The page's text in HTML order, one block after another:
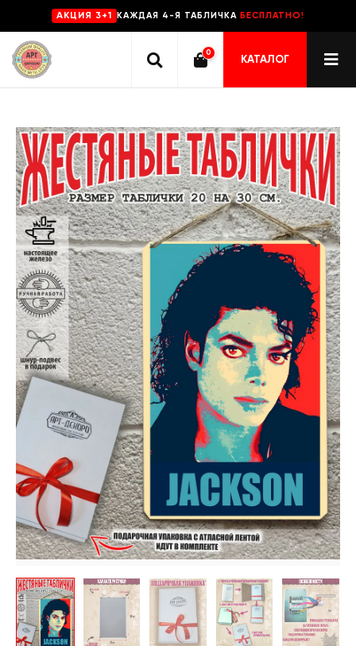
AKЦИЯ 3+1 КАЖДАЯ 4-Я ТАБЛИЧКА БЕСПЛАТНО!
0
КАТАЛОГ